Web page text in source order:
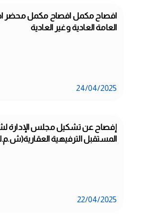
العامة العادية وغير العادية
24/04/2025
المستقبل الترفيهية
22/04/2025